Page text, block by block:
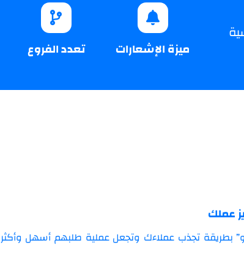
ميزة الإشعارات تعدد الفروع
عملك
بطريقة تجذب عملاءك وتجعل عملية طلبهم أسهل وأكثر